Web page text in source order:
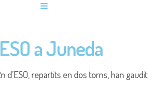
a Juneda
d’ESO, repartits en dos torns, han gaudit